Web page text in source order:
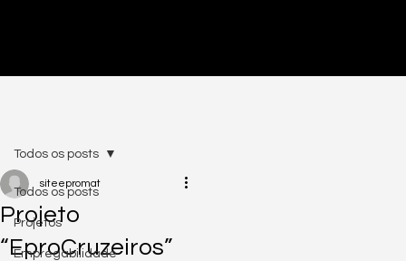
Todos os posts
Projetos
Empregabilidade
Todos os posts
Projeto
“EproCruzeiros”
siteepromat